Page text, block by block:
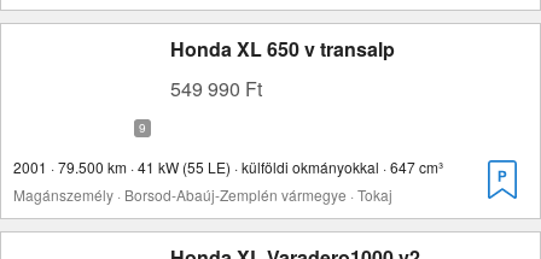
Honda XL 650 v transalp
549 990 Ft
2001 · 79.500 km · 41 kW (55 LE) · külföldi okmányokkal · 647 cm³
Magánszemély · Borsod-Abaúj-Zemplén vármegye · Tokaj